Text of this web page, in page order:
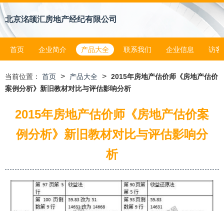
北京洺颉汇房地产经纪有限公司
首页 企业简介 产品大全 联系我们 企业信息 访客
当前位置： 首页 > 产品大全 > 2015年房地产估价师《房地产估价
案例分析》新旧教材对比与评估影响分析
2015年房地产估价师《房地产估价案
例分析》新旧教材对比与评估影响分
析